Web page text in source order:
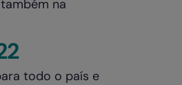
na
todo o país e